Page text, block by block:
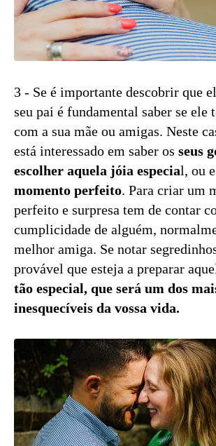
3 - Se é importante descobrir que
seu pai é fundamental saber se ele
com a sua mãe ou amigas. Neste
está interessado em saber os seus
escolher aquela jóia especial, ou
momento perfeito. Para criar um
perfeito e surpresa tem de contar
cumplicidade de alguém,
melhor amiga. Se notar
provável que esteja a preparar
tão especial, que será um dos
inesquecíveis da vossa vida.